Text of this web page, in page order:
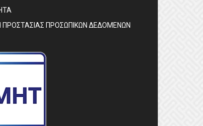
ΠΡΟΣΤΑΣΙΑΣ ΠΡΟΣΩΠΙΚΩΝ ΔΕΔΟΜΕΝΩΝ